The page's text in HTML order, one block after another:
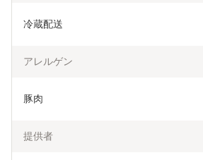
冷蔵配送
アレルゲン
豚肉
提供者